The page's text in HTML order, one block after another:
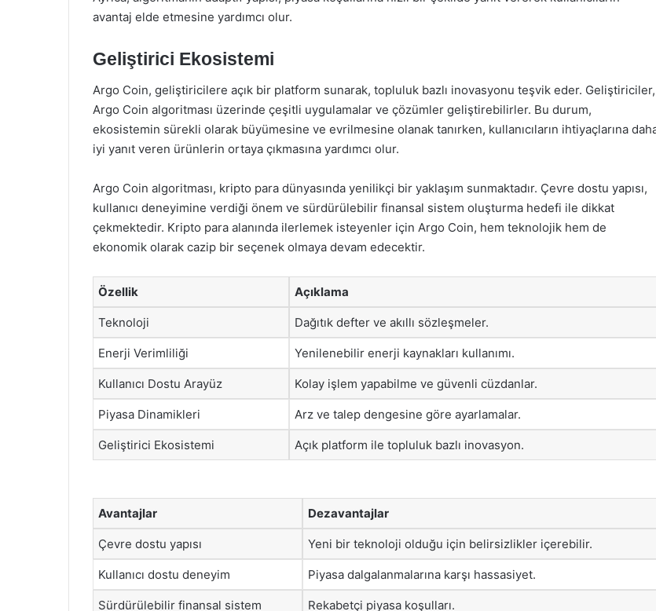
avantaj elde etmesine yardımcı olur.
Geliştirici Ekosistemi
Argo Coin, geliştiricilere açık bir platform sunarak, topluluk bazlı inovasyonu teşvik eder. Geliştiriciler,
Argo Coin algoritması üzerinde çeşitli uygulamalar ve çözümler geliştirebilirler. Bu durum,
ekosistemin sürekli olarak büyümesine ve evrilmesine olanak tanırken, kullanıcıların ihtiyaçlarına
iyi yanıt veren ürünlerin ortaya çıkmasına yardımcı olur.
Argo Coin algoritması, kripto para dünyasında yenilikçi bir yaklaşım sunmaktadır. Çevre dostu yapısı,
kullanıcı deneyimine verdiği önem ve sürdürülebilir finansal sistem oluşturma hedefi ile dikkat
çekmektedir. Kripto para alanında ilerlemek isteyenler için Argo Coin, hem teknolojik hem de
ekonomik olarak cazip bir seçenek olmaya devam edecektir.
Özellik Açıklama
Teknoloji Dağıtık defter ve akıllı sözleşmeler.
Enerji Verimliliği Yenilenebilir enerji kaynakları kullanımı.
Kullanıcı Dostu Arayüz Kolay işlem yapabilme ve güvenli cüzdanlar.
Piyasa Dinamikleri Arz ve talep dengesine göre ayarlamalar.
Geliştirici Ekosistemi Açık platform ile topluluk bazlı inovasyon.
Avantajlar Dezavantajlar
Çevre dostu yapısı Yeni bir teknoloji olduğu için belirsizlikler içerebilir.
Kullanıcı dostu deneyim Piyasa dalgalanmalarına karşı hassasiyet.
Sürdürülebilir finansal sistem Rekabetçi piyasa koşulları.